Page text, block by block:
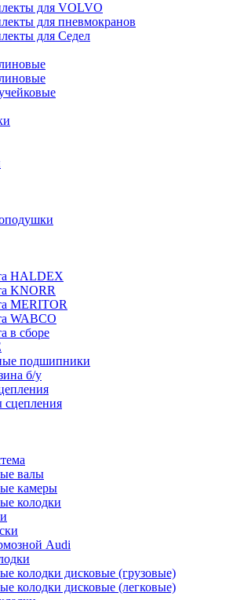
для VOLVO
для пневмокранов
для Седел
HALDEX
KNORR
MERITOR
WABCO
в сборе
подшипники
б/у
сцепления
валы
камеры
колодки
Audi
колодки дисковые (грузовые)
колодки дисковые (легковые)